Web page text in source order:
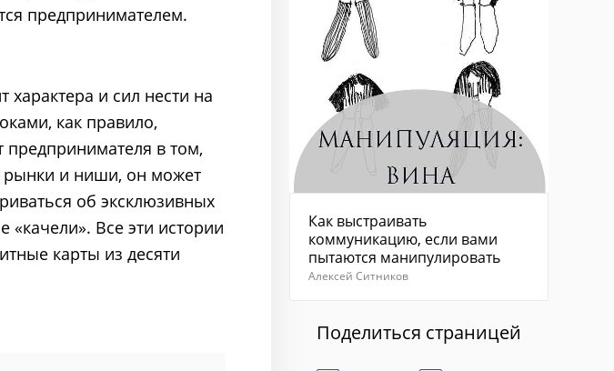
предпринимателем.
характера и сил нести на
как правило,
предпринимателя в том,
рынки и ниши, он может
об эксклюзивных
«качели». Все эти истории
карты из десяти
Как выстраивать
коммуникацию, если вами
пытаются манипулировать
Алексей Ситников
Поделиться страницей